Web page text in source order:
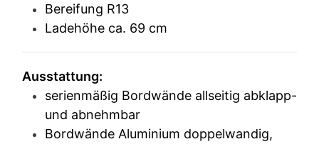
Bereifung R13
Ladehöhe ca. 69 cm
Ausstattung:
serienmäßig Bordwände allseitig abklapp-
und abnehmbar
Bordwände Aluminium doppelwandig,